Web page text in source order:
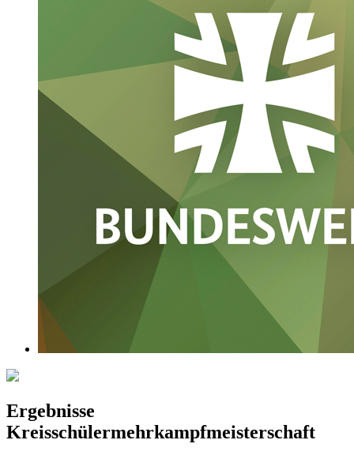
Ergebnisse
Kreisschülermehrkampfmeisterschaft